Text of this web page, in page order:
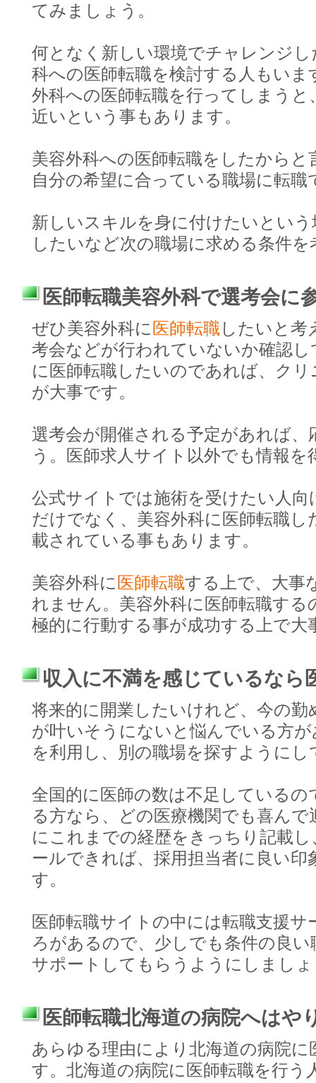
てみましょう。
何となく新しい環境でチャレンジ
科への医師転職を検討する人もい
外科への医師転職を行ってしまう
近いという事もあります。
美容外科への医師転職をしたから
自分の希望に合っている職場に転
新しいスキルを身に付けたいとい
したいなど次の職場に求める条件
医師転職美容外科で選考会に
ぜひ美容外科に 医師転職 したいと考
考会などが行われていないか確認
に医師転職したいのであれば、ク
が大事です。
選考会が開催される予定があれば
う。医師求人サイト以外でも情報
公式サイトでは施術を受けたい人
だけでなく、美容外科に医師転職
載されている事もあります。
美容外科に 医師転職する上で、大事
れません。美容外科に医師転職す
極的に行動する事が成功する上で大
収入に不満を感じているなら
将来的に開業したいけれど、今の
が叶いそうにないと悩んでいる方
を利用し、別の職場を探すように
全国的に医師の数は不足している
る方なら、どの医療機関でも喜ん
にこれまでの経歴をきっちり記載
ールできれば、採用担当者に良い
す。
医師転職サイトの中には転職支援
ろがあるので、少しでも条件の良
サポートしてもらうようにしまし
医師転職北海道の病院へはや
あらゆる理由により北海道の病院
す。北海道の病院に医師転職を行う